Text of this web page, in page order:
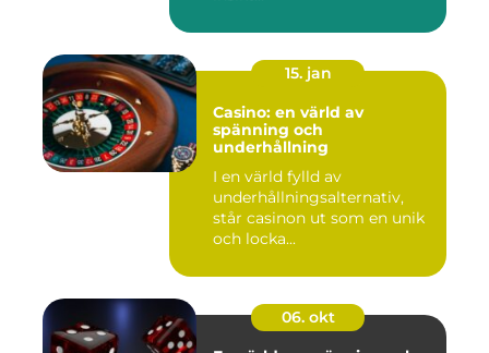
15. jan
Casino: en värld av
spänning och
underhållning
I en värld fylld av
underhållningsalternativ,
står casinon ut som en unik
och locka...
06. okt